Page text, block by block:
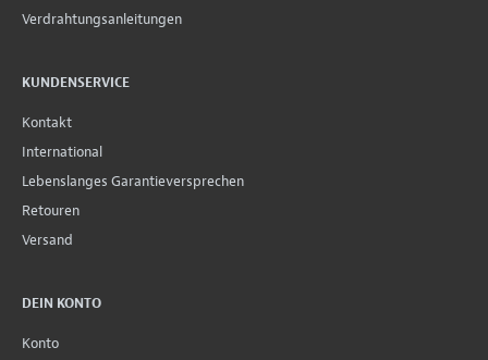
Verdrahtungsanleitungen
KUNDENSERVICE
Kontakt
International
Lebenslanges Garantieversprechen
Retouren
Versand
DEIN KONTO
Konto